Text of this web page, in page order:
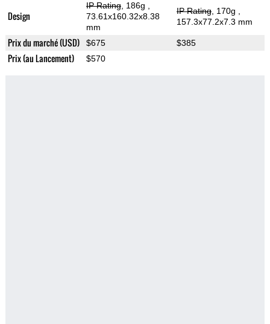
Design
IP Rating, 186g
73.61x160.32x8.38
mm
IP Rating, 170g
157.3x77.2x7.3 mm
Prix du marché (USD) $675 $385
Prix (au Lancement) $570